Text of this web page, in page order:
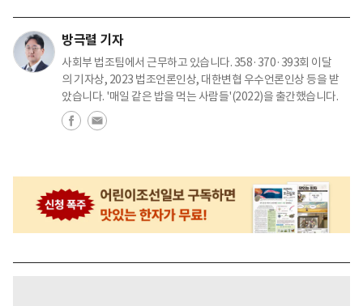
방극렬 기자
사회부 법조팀에서 근무하고 있습니다. 358·370·393회 이달
의 기자상, 2023 법조언론인상, 대한변협 우수언론인상 등을 받
았습니다. '매일 같은 밥을 먹는 사람들'(2022)을 출간했습니다.